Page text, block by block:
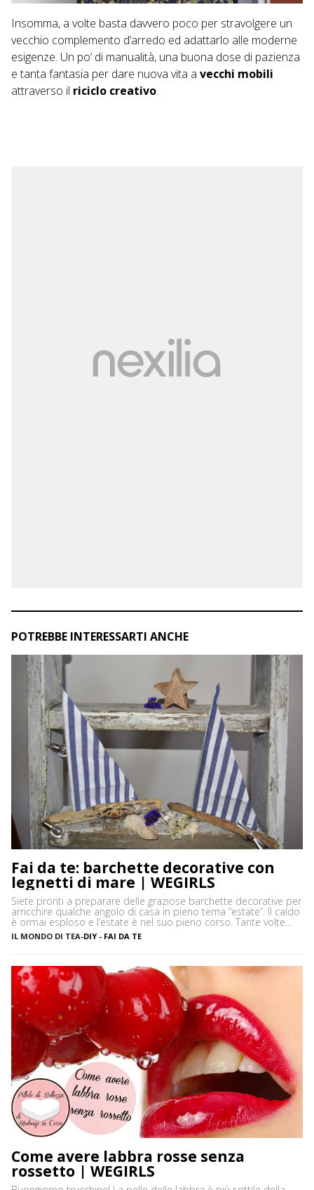
Insomma, a volte basta davvero poco per stravolgere un
vecchio complemento d’arredo ed adattarlo alle moderne
esigenze. Un po’ di manualità, una buona dose di pazienza
e tanta fantasia per dare nuova vita a vecchi mobili
attraverso il riciclo creativo.
POTREBBE INTERESSARTI ANCHE
Fai da te: barchette decorative con
legnetti di mare | WEGIRLS
Siete pronti a preparare delle graziose barchette decorative per
arricchire qualche angolo di casa in pieno tema “estate”. Il caldo
è ormai esploso e l’estate è nel suo pieno corso. Tante volte
capita, soprattutto se si sta al mare per lunghi periodi, di
annoiarsi un po’ in spiaggia. Non so voi, ma personalmente
IL MONDO DI TEA-DIY - FAI DA TE
Come avere labbra rosse senza
rossetto | WEGIRLS